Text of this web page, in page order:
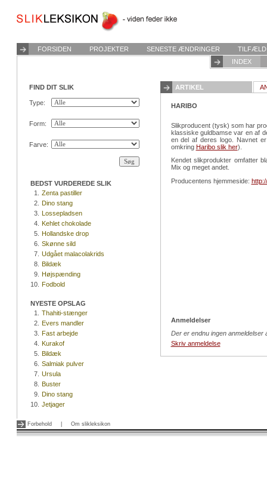
FORSIDEN PROJEKTER SENESTE ÆNDRINGER
INDEX
FIND DIT SLIK
Type:
Form:
Farve:
BEDST VURDEREDE SLIK
1.
Zenta pastiller
2. Dino stang
3. Lossepladsen
4. Kehlet chokolade
5. Hollandske drop
6. Skønne sild
7. Udgået malacolakrids
8. Bildæk
9. Højspænding
10. Fodbold
NYESTE OPSLAG
1.
Thahiti-stænger
2. Evers mandler
3. Fast arbejde
4. Kurakof
5. Bildæk
6. Salmiak pulver
7. Ursula
8. Buster
9. Dino stang
10. Jetjager
ARTIKEL
HARIBO
Slikproducent (tysk) som har
klassiske guldbamse var en af
en del af deres logo. Navnet
omkring Haribo slik her).
Kendet slikprodukter omfatter
Mix og meget andet.
Producentens hjemmeside:
Anmeldelser
Der er endnu ingen anmeldelser
Skriv anmeldelse
Forbehold Om slikleksikon